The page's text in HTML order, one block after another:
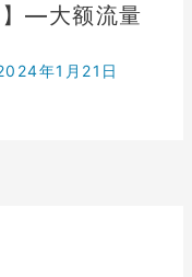
—大额流量
年1月21日